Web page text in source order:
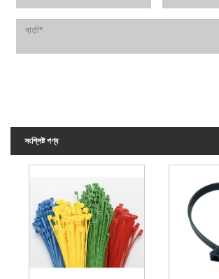
সংশ্লিষ্ট পণ্য